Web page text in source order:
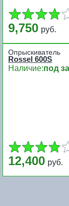
9,750 руб.
Опрыскиватель
Rossel 600S
Наличие:под
12,400 руб.